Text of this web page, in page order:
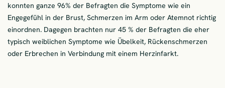
konnten ganze 96% der Befragten die Symptome wie ein
Engegefühl in der Brust, Schmerzen im Arm oder Atemnot richtig
einordnen. Dagegen brachten nur 45 % der Befragten die eher
typisch weiblichen Symptome wie Übelkeit, Rückenschmerzen
oder Erbrechen in Verbindung mit einem Herzinfarkt.